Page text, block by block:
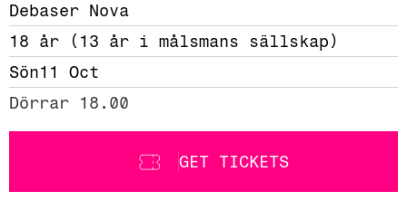
Debaser Nova
18 år (13 år i målsmans sällskap)
Sön11 Oct
Dörrar 18.00
GET TICKETS